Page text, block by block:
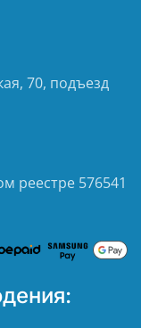
70, подъезд
реестре 576541